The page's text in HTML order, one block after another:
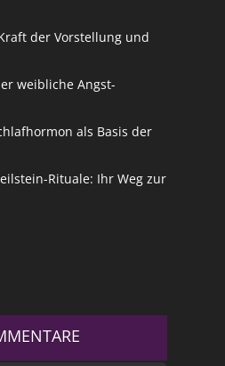
der Vorstellung und
weibliche Angst-
als Basis der
Rituale: Ihr Weg zur